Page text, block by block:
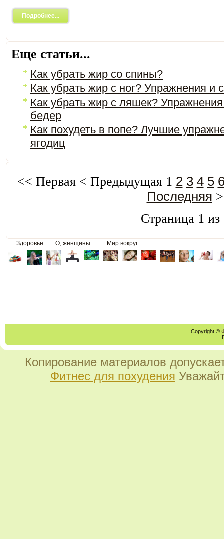
Подробнее...
Еще статьи...
Как убрать жир со спины?
Как убрать жир с ног? Упражнения и
Как убрать жир с ляшек?
бедер
Как похудеть в попе? Лучшие
ягодиц
<< Первая< Предыдущая 1 2 3 4 5
Последняя
Страница 1 из
...... Здоровье ...... О, женщины... ...... Мир вокруг ......
Copyright ©
Копирование материалов
Фитнес для похудения